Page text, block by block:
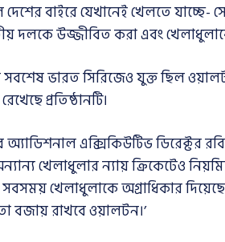
বাইরে যেখানেই খেলতে
দলকে উজ্জীবিত করা এবং
সবশেষ ভারত সিরিজেও যুক্ত ছিল
প্রতিষ্ঠানটি।
অ্যাডিশনাল এক্সিকিউটিভ ডিরেক্টর
অন্যান্য খেলাধুলার ন্যায় ক্রিকেটেও
খেলাধুলাকে অগ্রাধিকার
বজায় রাখবে ওয়ালটন।’